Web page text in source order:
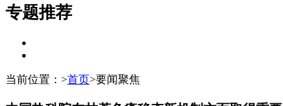
专题推荐
当前位置： >首页>要闻聚焦